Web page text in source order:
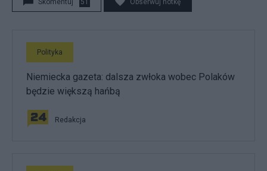
Skomentuj 51 Obserwuj notkę
Polityka
Niemiecka gazeta: dalsza zwłoka wobec Polaków
będzie większą hańbą
Redakcja